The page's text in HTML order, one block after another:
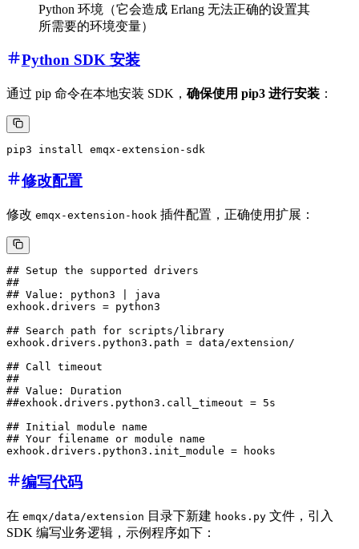
Python 环境（它会造成 Erlang 无法正确的设置其
所需要的环境变量）
Python SDK 安装
通过 pip 命令在本地安装 SDK， 确保使用 pip3 进行安装 ：
修改配置
修改 emqx-extension-hook 插件配置，正确使用扩展：
## Setup the supported drivers
##
## Value: python3 | java
exhook.drivers = python3
## Search path for scripts/library
exhook.drivers.python3.path = data/extension/
## Call timeout
##
## Value: Duration
##exhook.drivers.python3.call_timeout = 5s
## Initial module name
## Your filename or module name
编写代码
在 emqx/data/extension 目录下新建 hooks.py 文件，引入
SDK 编写业务逻辑，示例程序如下：